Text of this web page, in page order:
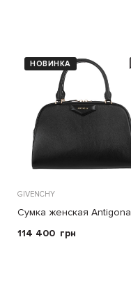
НОВИНКА
GIVENCHY
Сумка женская Antigona
East-West Bowling
114 400 грн